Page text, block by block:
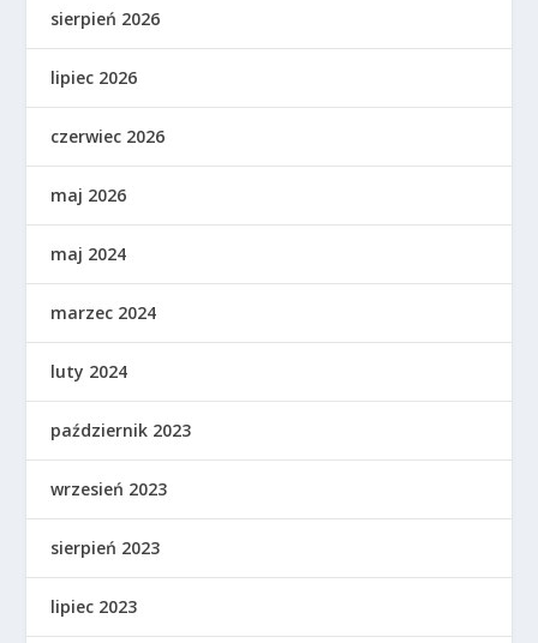
sierpień 2026
lipiec 2026
czerwiec 2026
maj 2026
maj 2024
marzec 2024
luty 2024
październik 2023
wrzesień 2023
sierpień 2023
lipiec 2023